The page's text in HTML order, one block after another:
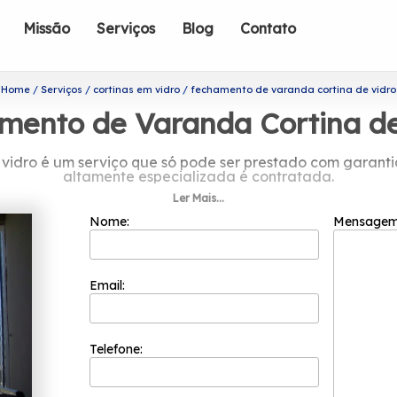
Missão Serviços Blog Contato
Home Serviços cortinas em vidro fechamento de varanda cortina de vidro
de Varanda Cortina
é um serviço que só pode ser prestado com
altamente especializada é contratada.
sobre fechamento de varanda
bem cotadas do segmento de esquadrias. Com a sua
competentes que buscam a total
inovação e evolução dos processos.
foi na área de equipamentos para a fábrica,
manuais e de bancada, prensas e compressores
a diversidade de produtos ofertados, aqui estão
Ler Mais...
Nome:
Email:
Telefone: